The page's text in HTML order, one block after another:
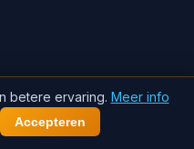
betere ervaring. Meer info
Accepteren